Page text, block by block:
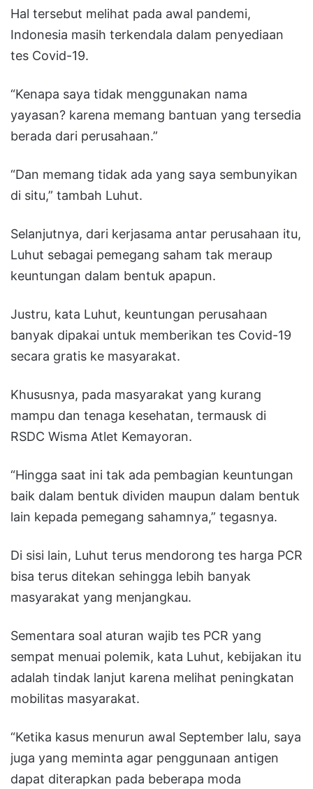
Hal tersebut melihat pada awal pandemi,
Indonesia masih terkendala dalam penyediaan
tes Covid-19.
“Kenapa saya tidak menggunakan nama
yayasan? karena memang bantuan yang tersedia
berada dari perusahaan.”
“Dan memang tidak ada yang saya sembunyikan
di situ,” tambah Luhut.
Selanjutnya, dari kerjasama antar perusahaan itu,
Luhut sebagai pemegang saham tak meraup
keuntungan dalam bentuk apapun.
Justru, kata Luhut, keuntungan perusahaan
banyak dipakai untuk memberikan tes Covid-19
secara gratis ke masyarakat.
Khususnya, pada masyarakat yang kurang
mampu dan tenaga kesehatan, termausk di
RSDC Wisma Atlet Kemayoran.
“Hingga saat ini tak ada pembagian keuntungan
baik dalam bentuk dividen maupun dalam bentuk
lain kepada pemegang sahamnya,” tegasnya.
Di sisi lain, Luhut terus mendorong tes harga PCR
bisa terus ditekan sehingga lebih banyak
masyarakat yang menjangkau.
Sementara soal aturan wajib tes PCR yang
sempat menuai polemik, kata Luhut, kebijakan itu
adalah tindak lanjut karena melihat peningkatan
mobilitas masyarakat.
“Ketika kasus menurun awal September lalu, saya
juga yang meminta agar penggunaan antigen
dapat diterapkan pada beberapa moda